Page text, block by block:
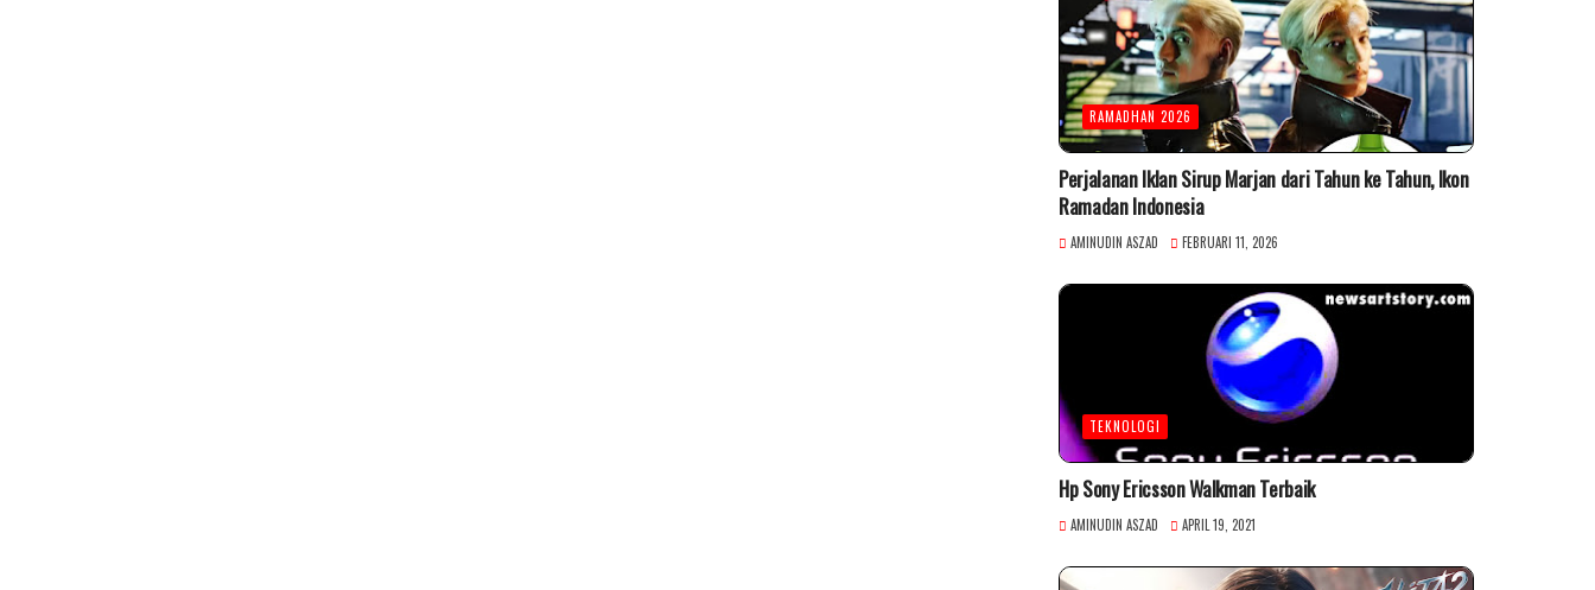
RAMADHAN 2026
Perjalanan Iklan Sirup Marjan dari Tahun ke Tahun, Ikon
Ramadan Indonesia
AMINUDIN ASZAD FEBRUARI 11, 2026
TEKNOLOGI
Hp Sony Ericsson Walkman Terbaik
AMINUDIN ASZAD APRIL 19, 2021